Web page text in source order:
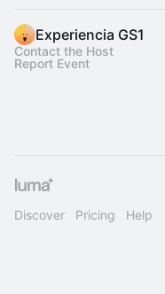
Experiencia GS1
Contact the Host
Report Event
Discover Pricing Help